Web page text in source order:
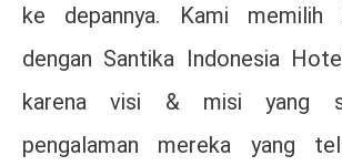
ke depannya. Kami memilih
dengan Santika Indonesia
karena visi & misi yang
pengalaman mereka yang